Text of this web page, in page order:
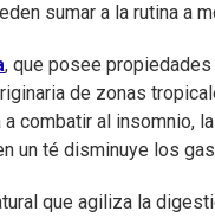
sumar a la rutina a
, que posee
de zonas
combatir al insomnio,
un té disminuye los
que agiliza la